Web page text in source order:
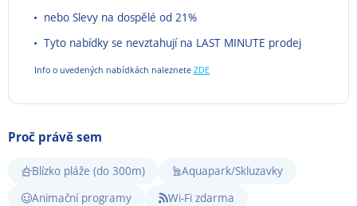
nebo Slevy na dospělé od 21%
Tyto nabídky se nevztahují na LAST MINUTE prodej
Info o uvedených nabídkách naleznete ZDE
Proč právě sem
Blízko pláže (do 300m)
Aquapark/Skluzavky
Animační programy
Wi-Fi zdarma